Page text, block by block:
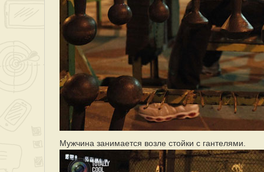
Мужчина занимается возле стойки с гантелями.